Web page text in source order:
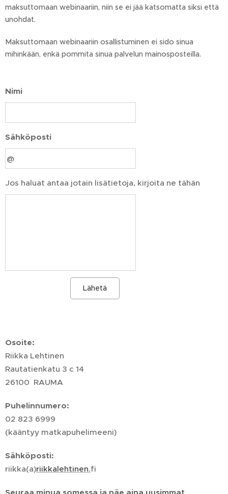
maksuttomaan webinaariin, niin se ei jää katsomatta siksi että
unohdat.
Maksuttomaan webinaariin osallistuminen ei sido sinua
mihinkään, enkä pommita sinua palvelun mainosposteilla.
Nimi
Sähköposti
Jos haluat antaa jotain lisätietoja, kirjoita ne tähän
Lähetä
Osoite:
Riikka Lehtinen
Rautatienkatu 3 c 14
26100 RAUMA
Puhelinnumero:
02 823 6999
(kääntyy matkapuhelimeeni)
Sähköposti:
riikka(a)riikkalehtinen.fi